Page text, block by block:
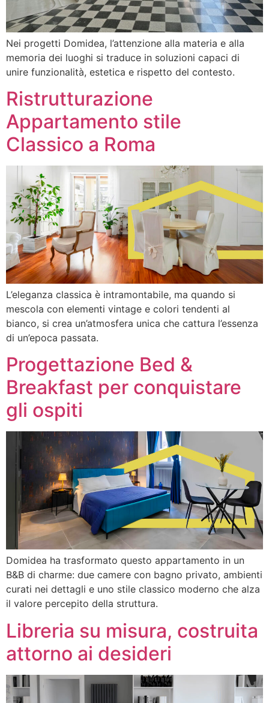
Nei progetti Domidea, l’attenzione alla materia e alla
memoria dei luoghi si traduce in soluzioni capaci di
unire funzionalità, estetica e rispetto del contesto.
Ristrutturazione
Appartamento stile
Classico a Roma
L’eleganza classica è intramontabile, ma quando si
mescola con elementi vintage e colori tendenti al
bianco, si crea un’atmosfera unica che cattura l’essenza
di un’epoca passata.
Progettazione Bed &
Breakfast per conquistare
gli ospiti
Domidea ha trasformato questo appartamento in un
B&B di charme: due camere con bagno privato, ambienti
curati nei dettagli e uno stile classico moderno che alza
il valore percepito della struttura.
Libreria su misura, costruita
attorno ai desideri